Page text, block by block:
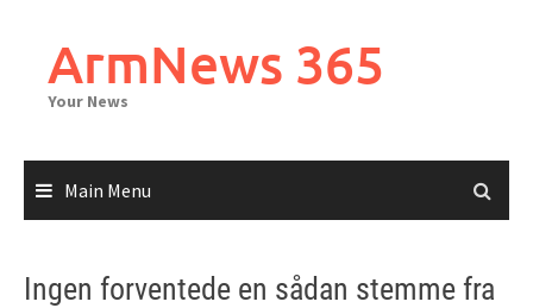
contentArmNews 365
Your News
Main Menu
Ingen forventede en sådan stemme fra